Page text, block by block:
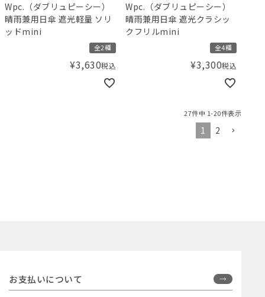
Wpc.（ダブリュピーシー）
晴雨兼用日傘 遮光軽量 ソリ
ッドmini
全2種
¥3,630税込
Wpc.（ダブリュピーシー）
晴雨兼用日傘 遮光クラシッ
クフリルmini
全4種
¥3,300税込
27件中 1-20件表示
1 2
お支払いについて